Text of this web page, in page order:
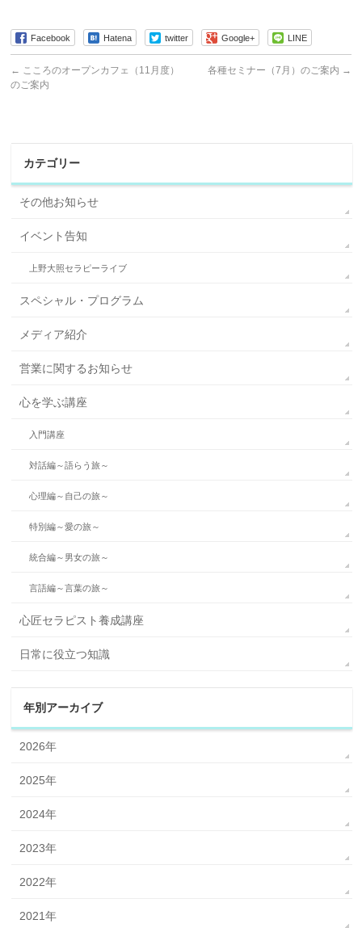
Facebook Hatena twitter Google+ LINE
← こころのオープンカフェ（11月度）
のご案内
各種セミナー（7月）のご案内 →
カテゴリー
その他お知らせ
イベント告知
上野大照セラピーライブ
スペシャル・プログラム
メディア紹介
営業に関するお知らせ
心を学ぶ講座
入門講座
対話編～語らう旅～
心理編～自己の旅～
特別編～愛の旅～
統合編～男女の旅～
言語編～言葉の旅～
心匠セラピスト養成講座
日常に役立つ知識
年別アーカイブ
2026年
2025年
2024年
2023年
2022年
2021年